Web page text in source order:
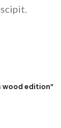
wood edition”